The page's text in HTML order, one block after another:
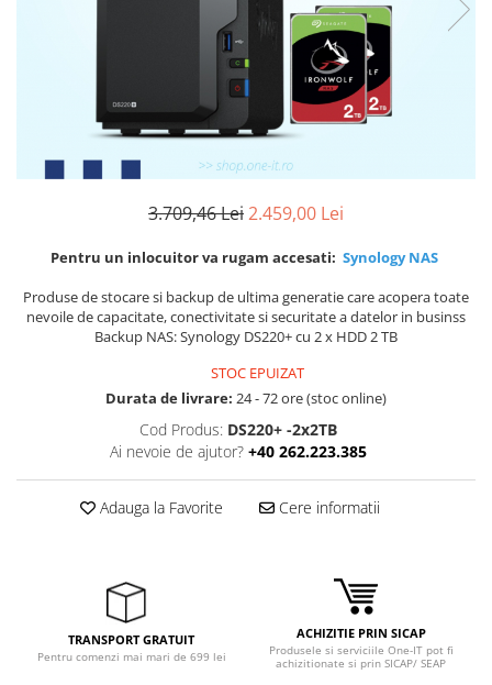
USB Hub
3.709,46 Lei2.459,00 Lei
Pentru un inlocuitor va rugam accesati: Synology NAS
Produse de stocare si backup de ultima generatie care acopera toate
nevoile de capacitate, conectivitate si securitate a datelor in businss
Backup NAS: Synology DS220+ cu 2 x HDD 2 TB
STOC EPUIZAT
Durata de livrare: 24 - 72 ore (stoc online)
Cod Produs: DS220+ -2x2TB
Ai nevoie de ajutor? +40 262.223.385
Adauga la Favorite Cere informatii
TRANSPORT GRATUIT
Pentru comenzi mai mari de 699 lei
ACHIZITIE PRIN SICAP
Produsele si serviciile One-IT pot fi
achizitionate si prin SICAP/ SEAP